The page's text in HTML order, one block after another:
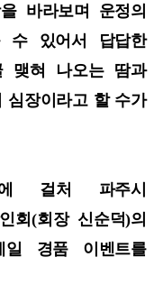
바라보며 운정의
수 있어서 답답한
맺혀 나오는 땀과
심장이라고 할 수가
걸처 파주시
회(회장 신순덕)의
경품 이벤트를